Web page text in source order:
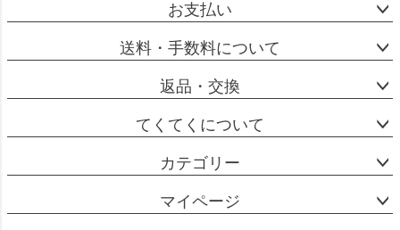
お支払い
送料・手数料について
返品・交換
てくてくについて
カテゴリー
マイページ